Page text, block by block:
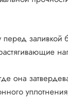
заливкой
она